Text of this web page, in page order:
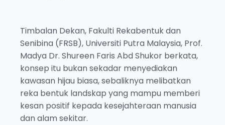
Timbalan Dekan, Fakulti Rekabentuk dan
Senibina (FRSB), Universiti Putra Malaysia, Prof.
Madya Dr. Shureen Faris Abd Shukor berkata,
konsep itu bukan sekadar menyediakan
kawasan hijau biasa, sebaliknya melibatkan
reka bentuk landskap yang mampu memberi
kesan positif kepada kesejahteraan manusia
dan alam sekitar.